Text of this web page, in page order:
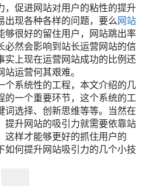
，促进网站对用户的粘性的提升
出现各种各样的问题，要么网站
够很好的留住用户，网站跳出率
必然会影响到站长运营网站的信
实上现在运营网站成功的比例还
运营何其艰难。
个系统性的工程，本文介绍的几
的一个重要环节，这个系统的工
词选择、创新思维等等。当然在
提升网站的吸引力就需要依靠站
这样才能够更好的抓住用户的
如何提升网站吸引力的几个小技